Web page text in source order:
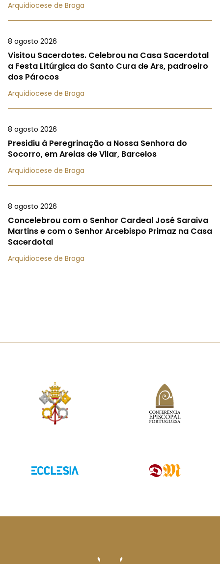
Arquidiocese de Braga
8 agosto 2026
Visitou Sacerdotes. Celebrou na Casa Sacerdotal
a Festa Litúrgica do Santo Cura de Ars, padroeiro
dos Párocos
Arquidiocese de Braga
8 agosto 2026
Presidiu à Peregrinação a Nossa Senhora do
Socorro, em Areias de Vilar, Barcelos
Arquidiocese de Braga
8 agosto 2026
Concelebrou com o Senhor Cardeal José Saraiva
Martins e com o Senhor Arcebispo Primaz na Casa
Sacerdotal
Arquidiocese de Braga